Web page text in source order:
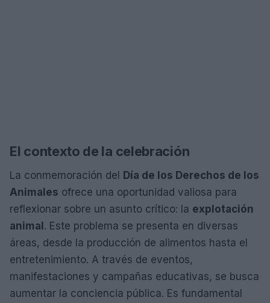
El contexto de la celebración
La conmemoración del Día de los Derechos de los
Animales ofrece una oportunidad valiosa para
reflexionar sobre un asunto crítico: la explotación
animal. Este problema se presenta en diversas
áreas, desde la producción de alimentos hasta el
entretenimiento. A través de eventos,
manifestaciones y campañas educativas, se busca
aumentar la conciencia pública. Es fundamental